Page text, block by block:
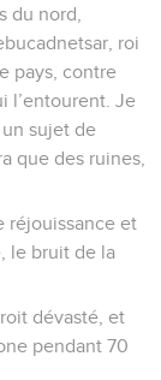
du nord,
roi
pays, contre
l’entourent. Je
sujet de
que des ruines,
réjouissance et
le bruit de la
dévasté, et
pendant 70